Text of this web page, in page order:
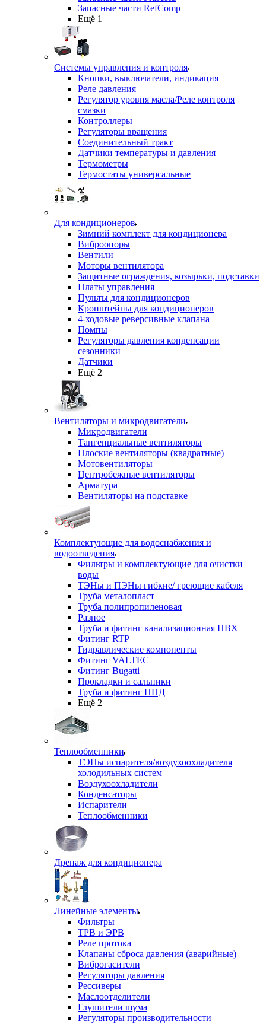
Запасные части RefComp
Ещё 1
Системы управления и контроля
Кнопки, выключатели, индикация
Реле давления
Регулятор уровня масла/Реле контроля
смазки
Контроллеры
Регуляторы вращения
Соединительный тракт
Датчики температуры и давления
Термометры
Термостаты универсальные
Для кондиционеров
Зимний комплект для кондиционера
Виброопоры
Вентили
Моторы вентилятора
Защитные ограждения, козырьки, подставки
Платы управления
Пульты для кондиционеров
Кронштейны для кондиционеров
4-ходовые реверсивные клапана
Помпы
Регуляторы давления конденсации
сезонники
Датчики
Ещё 2
Вентиляторы и микродвигатели
Микродвигатели
Тангенциальные вентиляторы
Плоские вентиляторы (квадратные)
Мотовентиляторы
Центробежные вентиляторы
Арматура
Вентиляторы на подставке
Комплектующие для водоснабжения и
водоотведения
Фильтры и комплектующие для очистки
воды
ТЭНы и ПЭНы гибкие/ греющие кабеля
Труба металопласт
Труба полипропиленовая
Разное
Труба и фитинг канализационная ПВХ
Фитинг RTP
Гидравлические компоненты
Фитинг VALTEC
Фитинг Bugatti
Прокладки и сальники
Труба и фитинг ПНД
Ещё 2
Теплообменники
ТЭНы испарителя/воздухоохладителя
холодильных систем
Воздухоохладители
Конденсаторы
Испарители
Теплообменники
Дренаж для кондиционера
Линейные элементы
Фильтры
ТРВ и ЭРВ
Реле протока
Клапаны сброса давления (аварийные)
Виброгасители
Регуляторы давления
Рессиверы
Маслоотделители
Глушители шума
Регуляторы производительности